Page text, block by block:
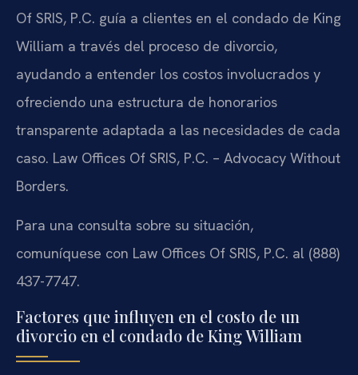
Of SRIS, P.C. guía a clientes en el condado de King
William a través del proceso de divorcio,
ayudando a entender los costos involucrados y
ofreciendo una estructura de honorarios
transparente adaptada a las necesidades de cada
caso. Law Offices Of SRIS, P.C. – Advocacy Without
Borders.
Para una consulta sobre su situación,
comuníquese con Law Offices Of SRIS, P.C. al (888)
437-7747.
Factores que influyen en el costo de un
divorcio en el condado de King William